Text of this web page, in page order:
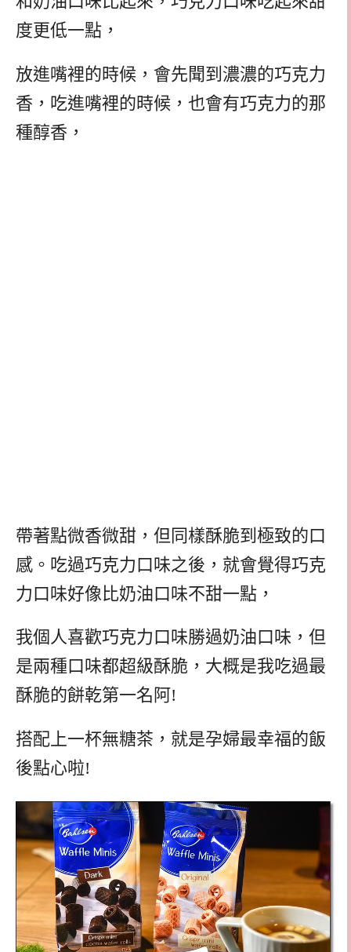
度更低一點，
放進嘴裡的時候，會先聞到濃濃的巧克力
香，吃進嘴裡的時候，也會有巧克力的那
種醇香，
帶著點微香微甜，但同樣酥脆到極致的口
感。吃過巧克力口味之後，就會覺得巧克
力口味好像比奶油口味不甜一點，
我個人喜歡巧克力口味勝過奶油口味，但
是兩種口味都超級酥脆，大概是我吃過最
酥脆的餅乾第一名阿!
搭配上一杯無糖茶，就是孕婦最幸福的飯
後點心啦!